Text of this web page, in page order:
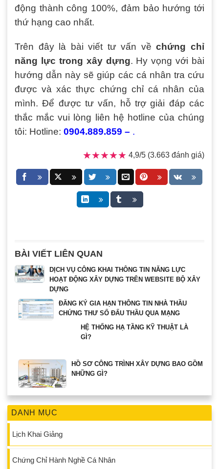
DANH MỤC
Lịch Khai Giảng
Chứng Chỉ Hành Nghề Cá Nhân
động thành công 100%, đảm bảo hướng tới
thứ hạng cao nhất.
Trên đây là bài viết tư vấn vềchứng chỉ
năng lực trong xây dựng. Hy vọng với bài
hướng dẫn này sẽ giúp các cá nhân tra cứu
được và xác thực chứng chỉ cá nhân của
mình. Để được tư vấn, hỗ trợ giải đáp các
thắc mắc vui lòng liên hệ hotline của chúng
tôi: Hotline: 0904.889.859 – .
★★★★★
★★★★★ 4,9/5 (3.663 đánh giá)
BÀI VIẾT LIÊN QUAN
DỊCH VỤ CÔNG KHAI THÔNG TIN NĂNG LỰC
HOẠT ĐỘNG XÂY DỰNG TRÊN WEBSITE BỘ XÂY
DỰNG
ĐĂNG KÝ GIA HẠN THÔNG TIN NHÀ THẦU
CHỨNG THƯ SỐ ĐẤU THẦU QUA MẠNG
HỆ THỐNG HẠ TẦNG KỸ THUẬT LÀ
GÌ?
HỒ SƠ CÔNG TRÌNH XÂY DỰNG BAO GỒM
NHỮNG GÌ?